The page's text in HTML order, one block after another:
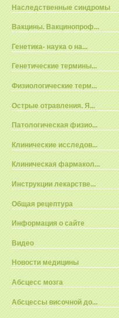
Наследственные синдромы
Вакцины. Вакцинопроф...
Генетика- наука о на...
Генетические термины...
Физиологические терм...
Острые отравления. Я...
Патологическая физио...
Клинические исследов...
Клиническая фармакол...
Инструкции лекарстве...
Общая рецептура
Информация о сайте
Видео
Новости медицины
Абсцесс мозга
Абсцессы височной до...